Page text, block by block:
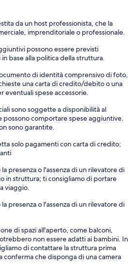
da un host professionista, che la
imprenditoriale o professionale.
possono essere previsti
base alla politica della struttura.
di identità comprensivo di foto,
una carta di credito/debito o una
eventuali spese accessorie.
sono soggette a disponibilità al
possono comportare spese aggiuntive.
sono garantite.
solo pagamenti con carta di credito;
presenza o l'assenza di un rilevatore di
in struttura; ti consigliamo di portare
viaggio.
presenza o l'assenza di un rilevatore di
di spazi all'aperto, come balconi,
non essere adatti ai bambini. In
di contattare la struttura prima
conferma che disponga di una camera